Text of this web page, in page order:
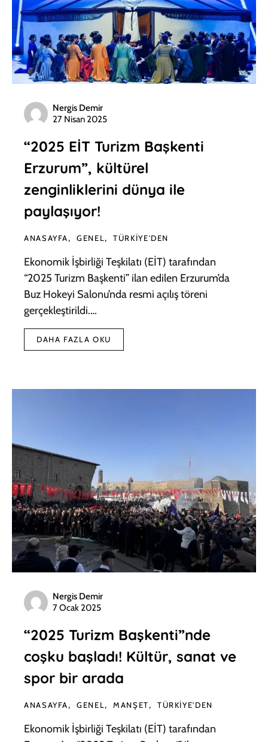
Nergis Demir
27 Nisan 2025
“2025 EİT Turizm Başkenti
Erzurum”, kültürel
zenginliklerini dünya ile
paylaşıyor!
ANASAYFA GENEL TÜRKIYE'DEN
Ekonomik İşbirliği Teşkilatı (EİT) tarafından
“2025 Turizm Başkenti” ilan edilen Erzurum’da
Buz Hokeyi Salonu’nda resmi açılış töreni
gerçekleştirildi.…
DAHA FAZLA OKU
Nergis Demir
7 Ocak 2025
“2025 Turizm Başkenti”nde
coşku başladı! Kültür, sanat ve
spor bir arada
ANASAYFA GENEL MANŞET TÜRKIYE'DEN
Ekonomik İşbirliği Teşkilatı (EİT) tarafından